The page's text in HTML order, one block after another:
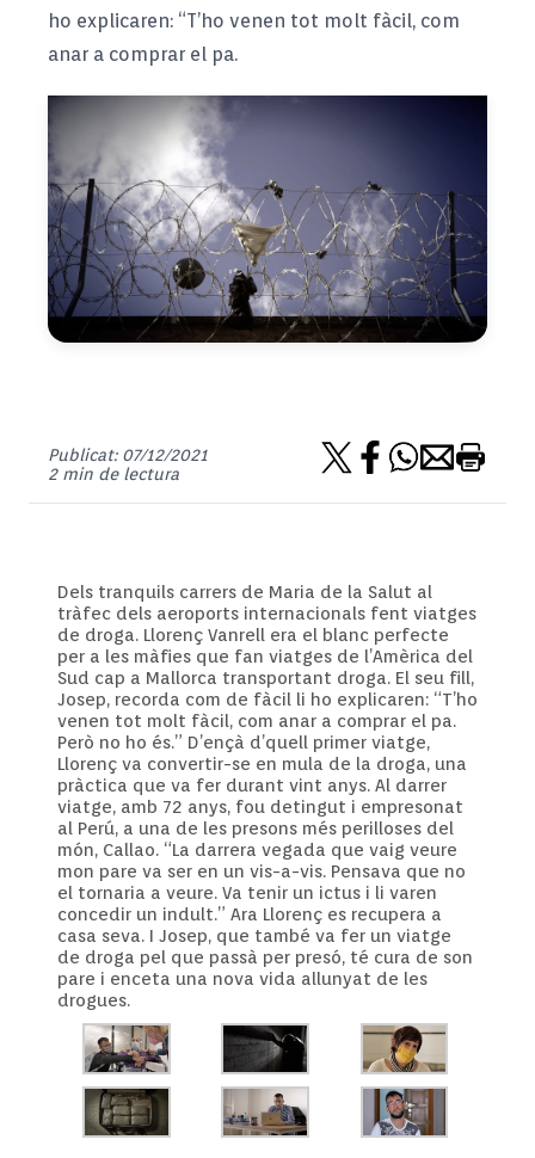
ho explicaren: “T’ho venen tot molt fàcil, com
anar a comprar el pa.
Publicat: 07/12/2021
2 min de lectura
Dels tranquils carrers de Maria de la Salut al
tràfec dels aeroports internacionals fent viatges
de droga. Llorenç Vanrell era el blanc perfecte
per a les màfies que fan viatges de l’Amèrica del
Sud cap a Mallorca transportant droga. El seu fill,
Josep, recorda com de fàcil li ho explicaren: “T’ho
venen tot molt fàcil, com anar a comprar el pa.
Però no ho és.” D’ençà d’quell primer viatge,
Llorenç va convertir-se en mula de la droga, una
pràctica que va fer durant vint anys. Al darrer
viatge, amb 72 anys, fou detingut i empresonat
al Perú, a una de les presons més perilloses del
món, Callao. “La darrera vegada que vaig veure
mon pare va ser en un vis-a-vis. Pensava que no
el tornaria a veure. Va tenir un ictus i li varen
concedir un indult.” Ara Llorenç es recupera a
casa seva. I Josep, que també va fer un viatge
de droga pel que passà per presó, té cura de son
pare i enceta una nova vida allunyat de les
drogues.